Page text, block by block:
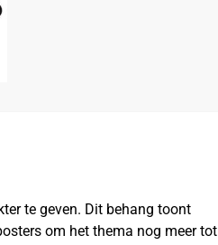
te geven. Dit behang toont
om het thema nog meer tot